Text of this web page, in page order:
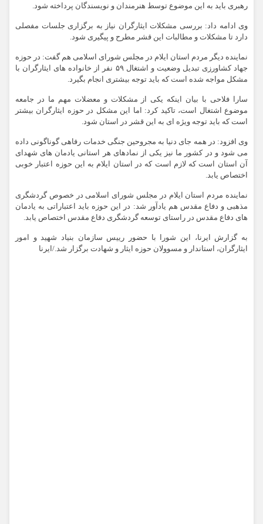
رهبری باید به این موضوع توسط هنرمندان و نویسندگان پرداخته شود.
وی ادامه داد: بررسی مشکلات ایثارگران نیاز به برگزاری جلسات مفصلی
دارد تا مشکلات و مطالبات این قشر مطرح و پیگیری شود.
نماینده دیگر مردم استان ایلام در مجلس شورای اسلامی هم گفت: در حوزه
جهاد کشاورزی تبدیل وضعیت و اشتغال ۵۹ نفر از خانواده های ایثارگران با
مشکل مواجه شده است که باید توجه بیشتری انجام بگیرد.
سارا فلاحی با بیان اینکه یکی از مشکلات و معضلات مهم ما در جامعه
موضوع اشتغال است، تاکید کرد: اما این مشکل در حوزه ایثارگران بیشتر
است که باید توجه ویژه ای به این قشر در استان شود.
وی افزود: در همه جای دنیا به مجروحین جنگی خدمات رفاهی گوناگونی داده
می شود و در کشور ما نیز یکی از نمادهای هر استانی یادمان های شهدای
آن استان است که لازم است که در استان ایلام به این حوزه اعتبار خوبی
اختصاص یابد.
نماینده مردم استان ایلام در مجلس شورای اسلامی در خصوص گردشگری
مذهبی و دفاع مقدس هم یادآور شد: در این حوزه باید اعتباراتی به یادمان
های دفاع مقدس در راستای توسعه گردشگری دفاع مقدس اختصاص یابد.
به گزارش ایرنا، این شورا با حضور رییس سازمان بنیاد شهید و امور
ایثارگران، استاندار و مسوولان حوزه ایثار و شهادت برگزار شد./ایرنا